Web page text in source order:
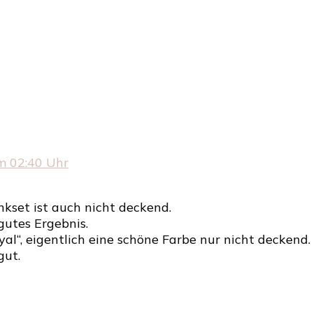
02:40 Uhr
ist auch nicht deckend.
Ergebnis.
eigentlich eine schöne Farbe nur nicht deckend.